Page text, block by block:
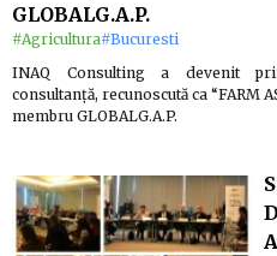
GLOBALG.A.P.
#Agricultura#Bucuresti
INAQ Consulting a devenit
consultanță, recunoscută ca “FARM
membru GLOBALG.A.P.